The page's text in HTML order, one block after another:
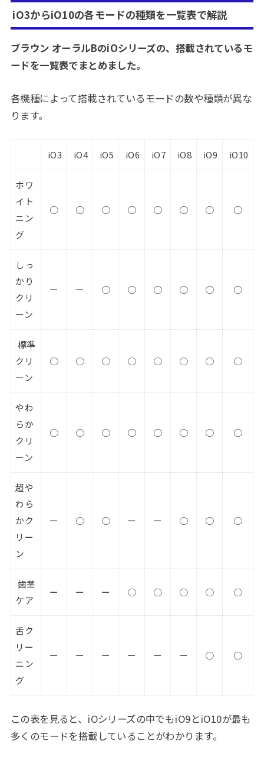
iO3からiO10の各モードの種類を一覧表で解説
ブラウン オーラルBのiOシリーズの、搭載されているモ
ードを一覧表でまとめました。
各機種によって搭載されているモードの数や種類が異な
ります。
iO3 iO4 iO5 iO6 iO7 iO8 iO9 iO10
ホワ
イト
ニン
グ
○ ○ ○ ○ ○ ○ ○ ○
しっ
かり
クリ
ーン
ー ー ○ ○ ○ ○ ○ ○
標準
クリ
ーン
○ ○ ○ ○ ○ ○ ○ ○
やわ
らか
クリ
ーン
○ ○ ○ ○ ○ ○ ○ ○
超や
わら
かク
リー
ン
ー ○ ○ ー ー ○ ○ ○
歯茎
ケア
ー ー ー ○ ○ ○ ○ ○
舌ク
リー
ニン
グ
ー ー ー ー ー ー ○ ○
この表を見ると、iOシリーズの中でもiO9とiO10が最も
多くのモードを搭載していることがわかります。